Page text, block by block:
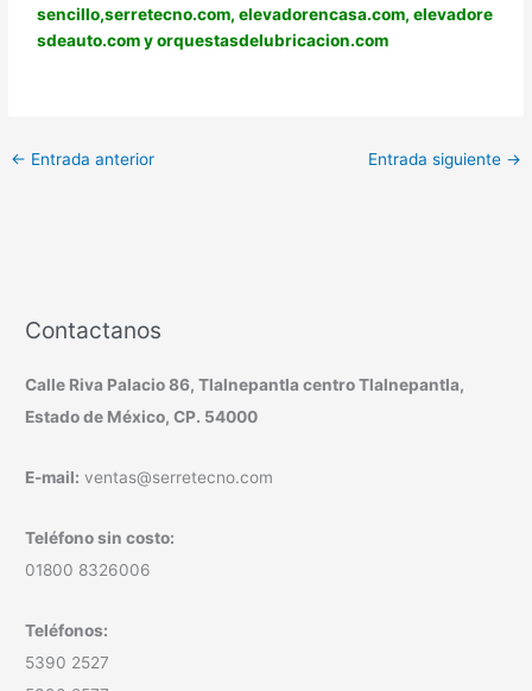
sencillo,serretecno.com, elevadorencasa.com, elevadore
sdeauto.comyorquestasdelubricacion.com
← Entrada anterior Entrada siguiente →
Contactanos
Calle Riva Palacio 86, Tlalnepantla centro Tlalnepantla,
Estado de México, CP. 54000
E-mail: ventas@serretecno.com
Teléfono sin costo:
01800 8326006
Teléfonos:
5390 2527